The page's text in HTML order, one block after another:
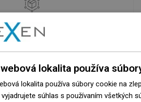
výrobky na vás čakajú v
sklade.Vždy pripravený na
prepravu!
lokalita používa
lokalita používa súbory cookie na
súhlas s používaním všetkých